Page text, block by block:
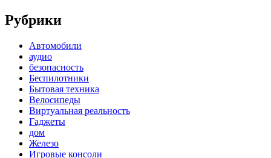
Рубрики
Автомобили
аудио
безопасность
Беспилотники
Бытовая техника
Велосипеды
Виртуальная реальность
Гаджеты
дом
Железо
Игровые консоли